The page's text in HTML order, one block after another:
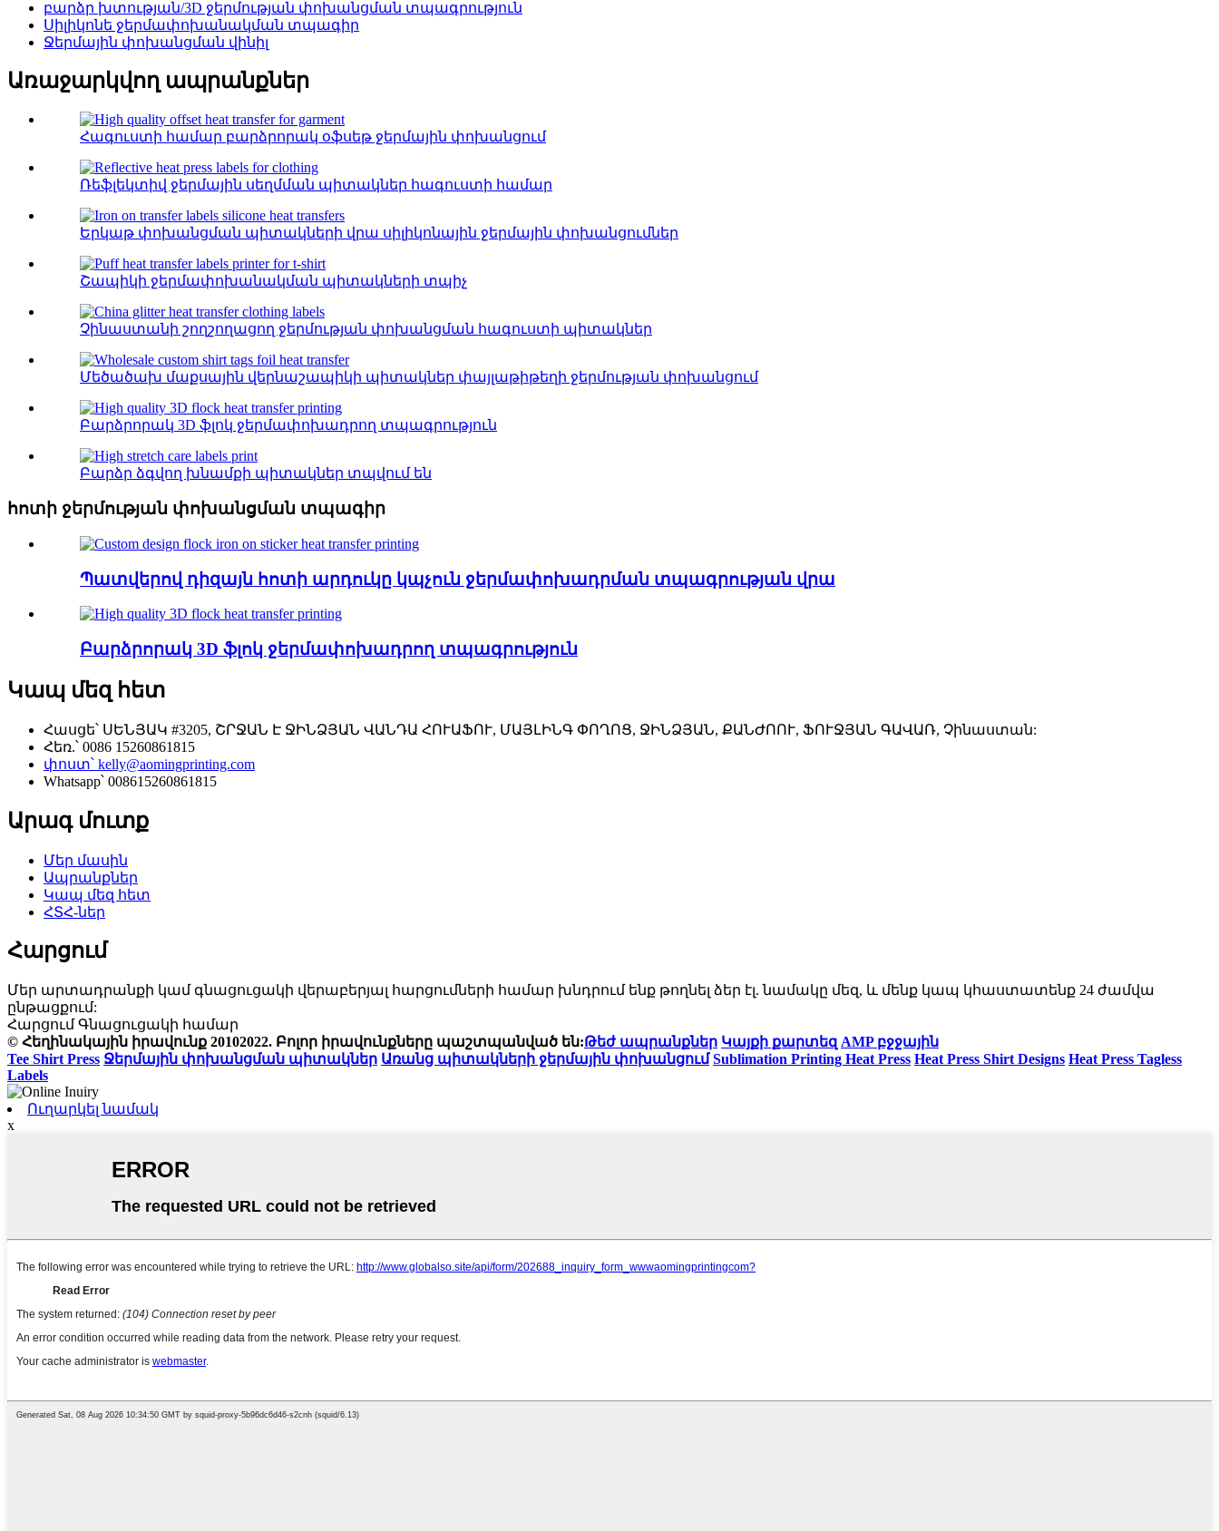
բարձր խտության/3D ջերմության փոխանցման տպագրություն
Սիլիկոնե ջերմափոխանակման տպագիր
Ջերմային փոխանցման վինիլ
Առաջարկվող ապրանքներ
Հագուստի համար բարձրորակ օֆսեթ ջերմային փոխանցում
Ռեֆլեկտիվ ջերմային սեղմման պիտակներ հագուստի համար
Երկաթ փոխանցման պիտակների վրա սիլիկոնային ջերմային փոխանցումներ
Շապիկի ջերմափոխանակման պիտակների տպիչ
Չինաստանի շողշողացող ջերմության փոխանցման հագուստի պիտակներ
Մեծածախ մաքսային վերնաշապիկի պիտակներ փայլաթիթեղի ջերմության փոխանցում
Բարձրորակ 3D ֆլոկ ջերմափոխադրող տպագրություն
Բարձր ձգվող խնամքի պիտակներ տպվում են
հոտի ջերմության փոխանցման տպագիր
Պատվերով դիզայն հոտի արդուկը կպչուն ջերմափոխադրման տպագրության վրա
Բարձրորակ 3D ֆլոկ ջերմափոխադրող տպագրություն
Կապ մեզ հետ
Հասցե՝ ՍԵՆՅԱԿ #3205, ՇՐՋԱՆ Է ՋԻՆՁՅԱՆ ՎԱՆԴԱ ՀՈՒԱՖՈՒ, ՄԱՅԼԻՆԳ ՓՈՂՈՑ, ՋԻՆՁՅԱՆ, ՔԱՆԺՈՈՒ, ՖՈՒՋՅԱՆ ԳԱՎԱՌ, Չինաստան:
Հեռ.՝ 0086 15260861815
փոստ՝ kelly@aomingprinting.com
Whatsapp՝ 008615260861815
Արագ մուտք
Մեր մասին
Ապրանքներ
Կապ մեզ հետ
ՀՏՀ-ներ
Հարցում
Մեր արտադրանքի կամ գնացուցակի վերաբերյալ հարցումների համար խնդրում ենք թողնել ձեր էլ. նամակը մեզ, և մենք կապ կհաստատենք 24 ժամվա
ընթացքում:
Հարցում Գնացուցակի համար
© Հեղինակային իրավունք 20102022. Բոլոր իրավունքները պաշտպանված են:Թեժ ապրանքներ Կայքի քարտեզ AMP բջջային
Tee Shirt Press Ջերմային փոխանցման պիտակներ Առանց պիտակների ջերմային փոխանցում Sublimation Printing Heat Press Heat Press Shirt Designs Heat Press Tagless
Labels
Ուղարկել նամակ
x